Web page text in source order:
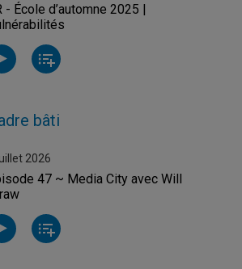
- École d’automne 2025 |
bâti
2026
47 ~ Media City avec Will